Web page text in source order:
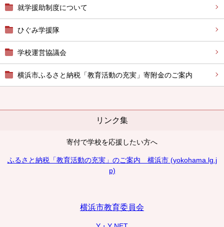
就学援助制度について
ひぐみ学援隊
学校運営協議会
横浜市ふるさと納税「教育活動の充実」寄附金のご案内
リンク集
寄付で学校を応援したい方へ
ふるさと納税「教育活動の充実」のご案内 横浜市 (yokohama.lg.j
p)
横浜市教育委員会